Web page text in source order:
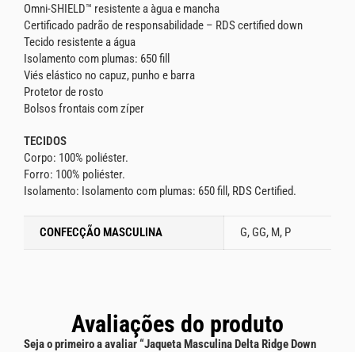
Omni-SHIELD™ resistente a àgua e mancha
Certificado padrão de responsabilidade – RDS certified down
Tecido resistente a água
Isolamento com plumas: 650 fill
Viés elástico no capuz, punho e barra
Protetor de rosto
Bolsos frontais com zíper
TECIDOS
Corpo: 100% poliéster.
Forro: 100% poliéster.
Isolamento: Isolamento com plumas: 650 fill, RDS Certified.
CONFECÇÃO MASCULINA G, GG, M, P
Avaliações do produto
Seja o primeiro a avaliar “Jaqueta Masculina Delta Ridge Down